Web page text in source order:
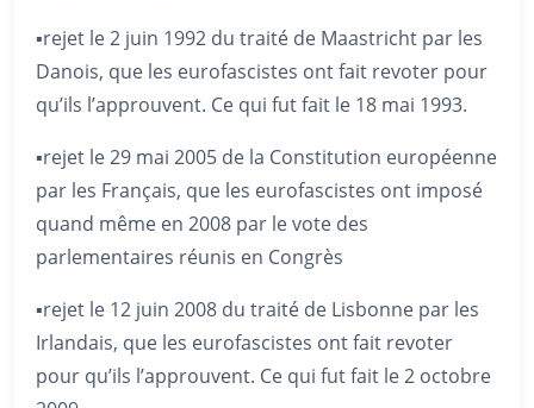
▪️rejet le 2 juin 1992 du traité de Maastricht par les
Danois, que les eurofascistes ont fait revoter pour
qu’ils l’approuvent. Ce qui fut fait le 18 mai 1993.
▪️rejet le 29 mai 2005 de la Constitution européenne
par les Français, que les eurofascistes ont imposé
quand même en 2008 par le vote des
parlementaires réunis en Congrès
▪️rejet le 12 juin 2008 du traité de Lisbonne par les
Irlandais, que les eurofascistes ont fait revoter
pour qu’ils l’approuvent. Ce qui fut fait le 2 octobre